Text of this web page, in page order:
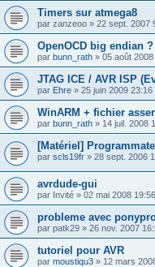
Timers sur atmega8
par zanzeoo » 22 sept. 2007
OpenOCD big endian ?
par bunn_rath » 05 août 2008
JTAG ICE / AVR ISP
par Ehre » 25 juin 2009 23:16
WinARM + fichier
par bunn_rath » 14 juil. 2008
[Matériel]
par scls19fr » 28 sept. 2006
avrdude-gui
par Invité » 02 mai 2008 19:56
probleme avec
par patk29 » 26 nov. 2007
tutoriel pour AVR
par moustiqu3 » 12 mars